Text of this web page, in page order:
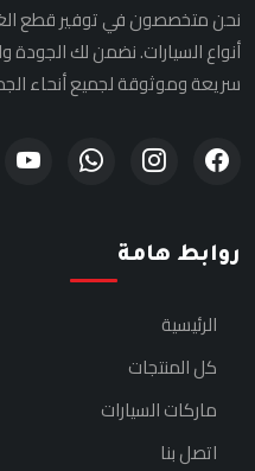
نحن متخصصون في توفير قطع
أنواع السيارات. نضمن لك
سريعة وموثوقة لجميع أنحاء
روابط هامة
الرئيسية
كل المنتجات
ماركات السيارات
اتصل بنا